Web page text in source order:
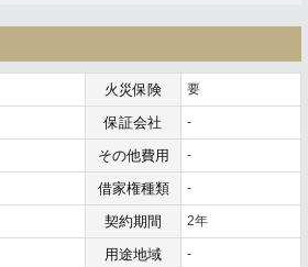
火災保険 要
保証会社 -
その他費用 -
借家権種類 -
契約期間 2年
用途地域 -